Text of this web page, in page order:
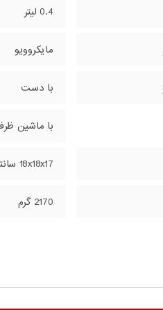
0.4 لیتر
مایکروویو
با دست
با ماشین
18x18x17 سانتی‌متر
2170 گرم